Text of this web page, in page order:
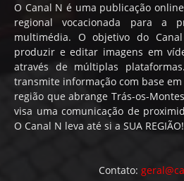
O Canal N é uma publicação
regional vocacionada para a
multimédia. O objetivo do
produzir e editar imagens em
através de múltiplas
transmite informação com base
região que abrange Trás-os-
visa uma comunicação de
O Canal N leva até si a SUA REGIÃO!
Contato: